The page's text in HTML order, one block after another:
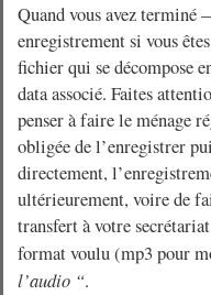
Quand vous avez terminé
enregistrement si vous
fichier qui se décompose
data associé. Faites
penser à faire le ménage
obligée de l’enregistrer
directement,
ultérieurement, voire de
transfert à votre
format voulu (mp3 pour
l’audio “.